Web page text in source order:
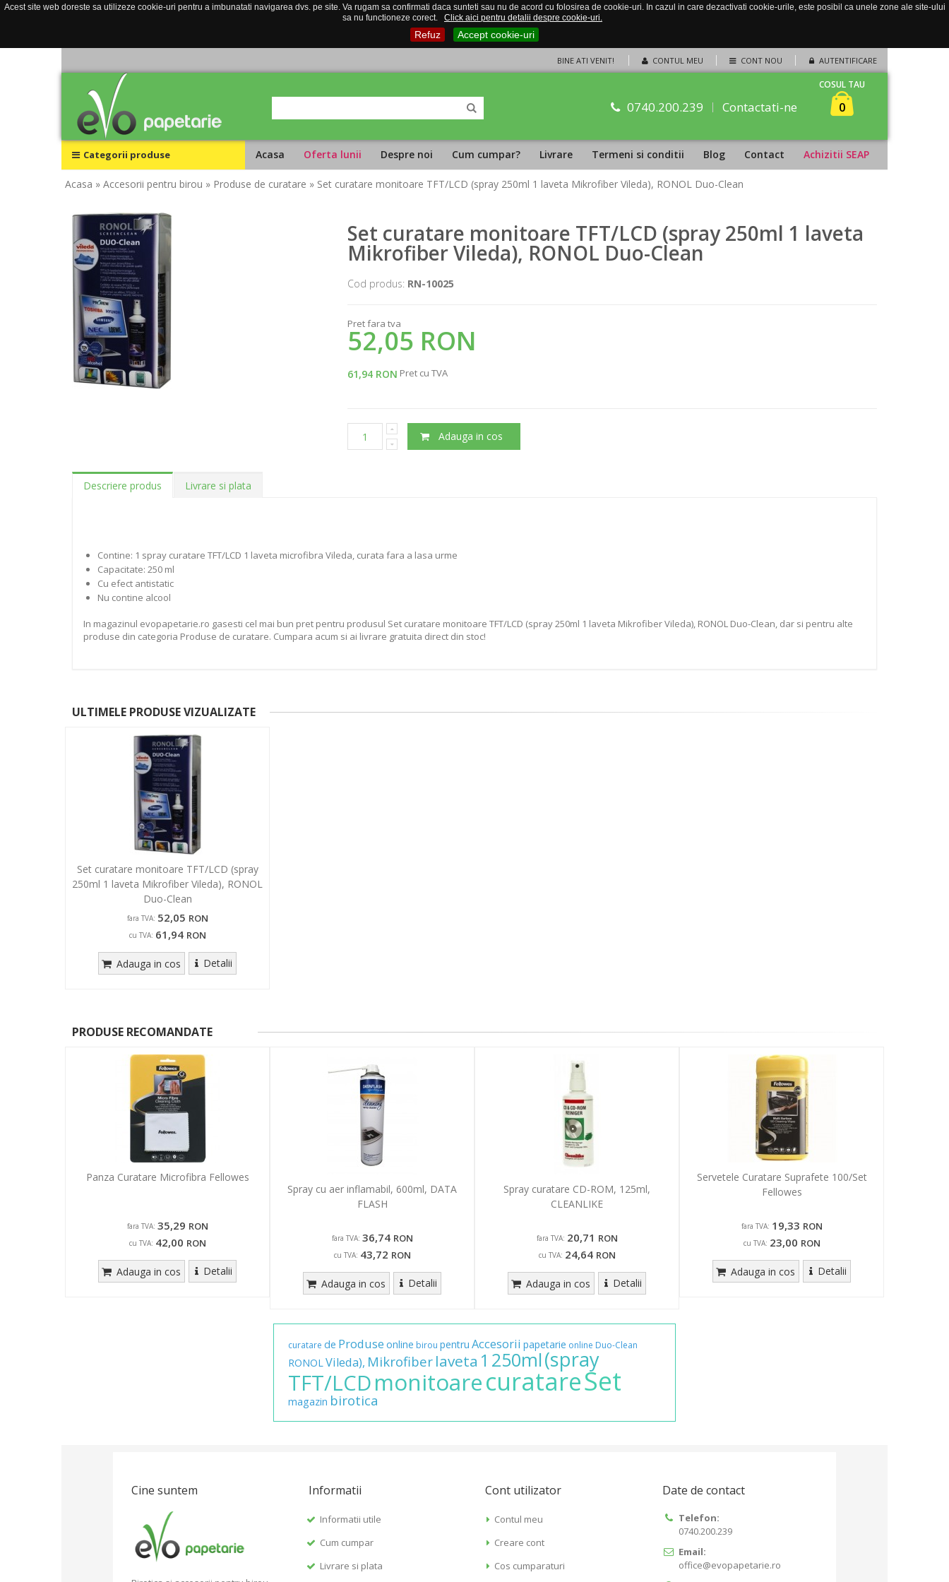
Acest site web doreste sa utilizeze cookie-uri pentru a imbunatati navigarea dvs. pe site. Va rugam sa confirmati daca sunteti sau nu de acord cu folosirea de cookie-uri. In cazul in care dezactivati cookie-urile, este posibil ca unele zone ale site-ului
sa nu functioneze corect.
Click aici pentru detalii despre cookie-uri.
Refuz Accept cookie-uri
CONTUL MEU CONT NOU AUTENTIFICARE
BINE ATI VENIT!
0740.200.239 Contactati-ne
COSUL TAU
0
Categorii produse Acasa Oferta lunii Despre noi Cum cumpar? Livrare Termeni si conditii Blog Contact Achizitii SEAP
Acasa » Accesorii pentru birou » Produse de curatare » Set curatare monitoare TFT/LCD (spray 250ml 1 laveta Mikrofiber Vileda), RONOL Duo-Clean
Set curatare monitoare TFT/LCD (spray 250ml 1 laveta
Mikrofiber Vileda), RONOL Duo-Clean
Cod produs: RN-10025
Pret fara tva
52,05 RON
61,94 RON Pret cu TVA
Adauga in cos
Descriere produs Livrare si plata
Contine: 1 spray curatare TFT/LCD 1 laveta microfibra Vileda, curata fara a lasa urme
Capacitate: 250 ml
Cu efect antistatic
Nu contine alcool
In magazinul evopapetarie.ro gasesti cel mai bun pret pentru produsul Set curatare monitoare TFT/LCD (spray 250ml 1 laveta Mikrofiber Vileda), RONOL Duo-Clean, dar si pentru alte
produse din categoria Produse de curatare. Cumpara acum si ai livrare gratuita direct din stoc!
ULTIMELE PRODUSE VIZUALIZATE
Set curatare monitoare TFT/LCD (spray
250ml 1 laveta Mikrofiber Vileda), RONOL
Duo-Clean
fara TVA: 52,05 RON
cu TVA: 61,94 RON
Adauga in cos Detalii
PRODUSE RECOMANDATE
Panza Curatare Microfibra Fellowes
fara TVA: 35,29 RON
cu TVA: 42,00 RON
Adauga in cos Detalii
Spray cu aer inflamabil, 600ml, DATA
FLASH
fara TVA: 36,74 RON
cu TVA: 43,72 RON
Adauga in cos Detalii
Spray curatare CD-ROM, 125ml,
CLEANLIKE
fara TVA: 20,71 RON
cu TVA: 24,64 RON
Adauga in cos Detalii
Servetele Curatare Suprafete 100/Set
Fellowes
fara TVA: 19,33 RON
cu TVA: 23,00 RON
Adauga in cos Detalii
curatare de Produse online birou pentru Accesorii papetarie online Duo-Clean
RONOLVileda), Mikrofiber laveta 1 250ml(spray
TFT/LCDmonitoarecuratareSet
magazin birotica
Cine suntem Informatii
Informatii utile
Cum cumpar
Livrare si plata
Cont utilizator
Contul meu
Creare cont
Cos cumparaturi
Date de contact
Telefon:
0740.200.239
Email:
office@evopapetarie.ro